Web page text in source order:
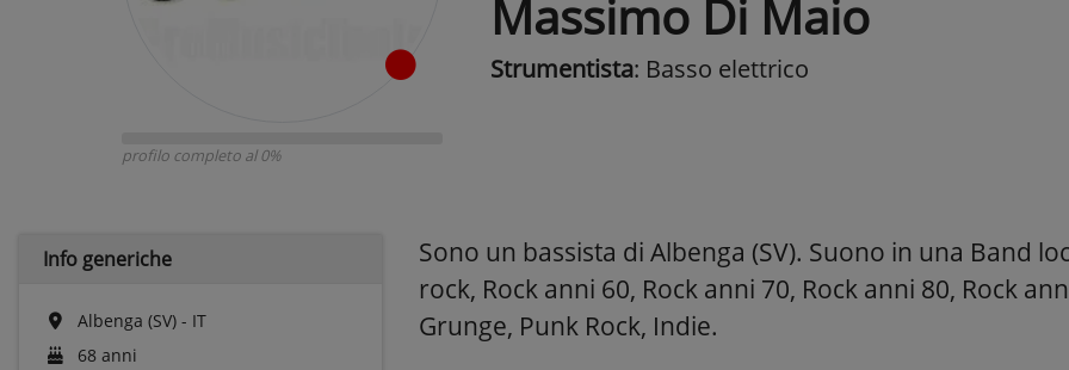
profilo completo al 0%
Massimo Di Maio
Strumentista: Basso elettrico
Info generiche
Albenga (SV) - IT
68 anni
Sono un bassista di Albenga (SV). Suono in una Band
rock, Rock anni 60, Rock anni 70, Rock anni 80, Rock
Grunge, Punk Rock, Indie.